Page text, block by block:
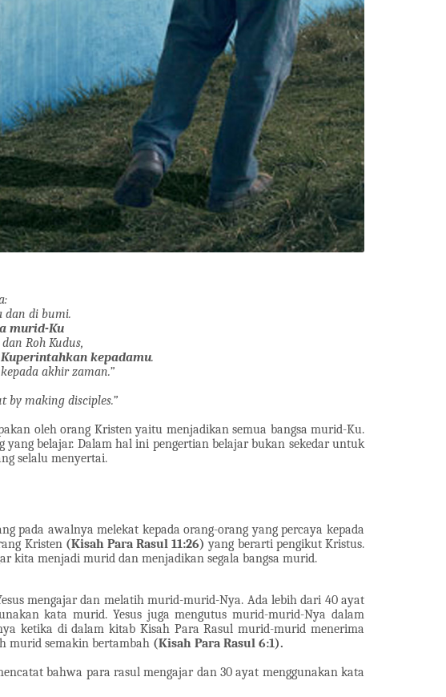
dan di bumi.
murid-Ku
Roh Kudus,
kepadamu.
akhir zaman.”
by making disciples.”
oleh orang Kristen yaitu menjadikan semua bangsa murid-Ku.
belajar. Dalam hal ini pengertian belajar bukan sekedar untuk
selalu menyertai.
pada awalnya melekat kepada orang-orang yang percaya kepada
Kristen (Kisah Para Rasul 11:26) yang berarti pengikut Kristus.
kita menjadi murid dan menjadikan segala bangsa murid.
mengajar dan melatih murid-murid-Nya. Ada lebih dari 40 ayat
kata murid. Yesus juga mengutus murid-murid-Nya dalam
ketika di dalam kitab Kisah Para Rasul murid-murid menerima
murid semakin bertambah (Kisah Para Rasul 6:1).
bahwa para rasul mengajar dan 30 ayat menggunakan kata